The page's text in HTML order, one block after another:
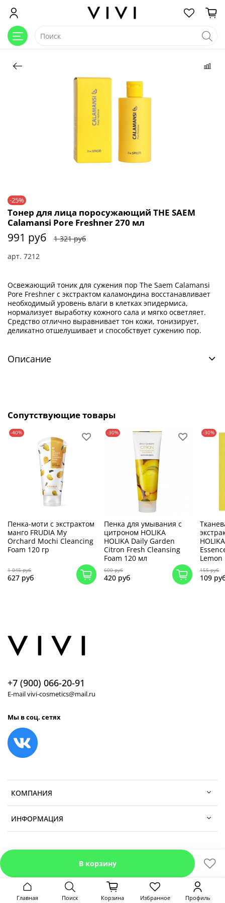
-25%
арт. 7212
Тонер для лица поросужающий THE SAEM
Calamansi Pore Freshner 270 мл
991 руб 1 321 руб
В корзину
Освежающий тоник для сужения пор The Saem Calamansi
Pore Freshner с экстрактом каламондина восстанавливает
необходимый уровень влаги в клетках эпидермиса,
нормализует выработку кожного сала и мягко осветляет.
Средство отлично выравнивает тон кожи, тонизирует,
деликатно отшелушивает и способствует сужению пор.
Описание
Сопутствующие товары
-40%
Пенка-моти с экстрактом
манго FRUDIA My
Orchard Mochi Cleancing
Foam 120 гр
1 045 руб
627 руб
-30%
Пенка для умывания с
цитроном HOLIKA
HOLIKA Daily Garden
Citron Fresh Cleansing
Foam 120 мл
600 руб
420 руб
-30%
Lemon
155 руб
109
КОМПАНИЯ
ИНФОРМАЦИЯ
+7 (900) 066-20-91
E-mail vivi-cosmetics@mail.ru
Мы в соц. сетях
Главная Поиск Корзина Избранное Профиль